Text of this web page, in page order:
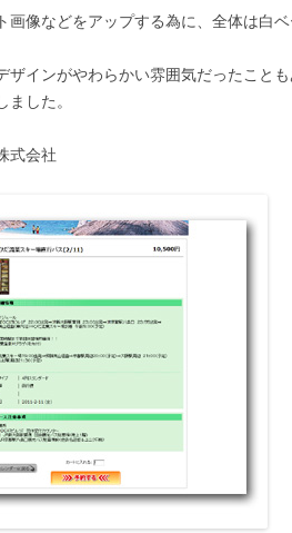
画像などをアップする為に、全体は白
ザインがやわらかい雰囲気だったこと
した。
式会社